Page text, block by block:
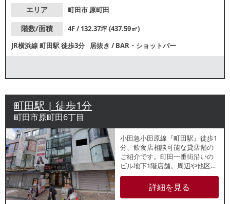
エリア
町田市 原町田
階数/面積
4F / 132.37坪 (437.59㎡)
JR横浜線町田駅徒歩3分 居抜き /BAR・ショットバー
町田駅 | 徒歩1分
町田市原町田6丁目
小田急小田原線『町田駅』徒歩1
分、飲食店相談可能な貸店舗の
ご紹介です。町田一番街沿いの
ビル地下1階店舗。周辺や他区画
でも多くの飲食店が営業してお
り、昼夜問わず集客が期待でき
るエリアです。諸条件等、お気
詳細を見る